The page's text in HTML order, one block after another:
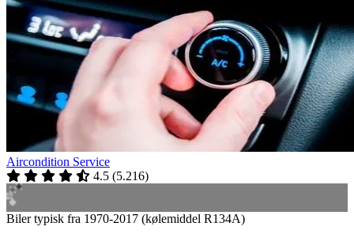
Aircondition Service
4.5 (5.216)
Biler typisk fra 1970-2017 (kølemiddel R134A)